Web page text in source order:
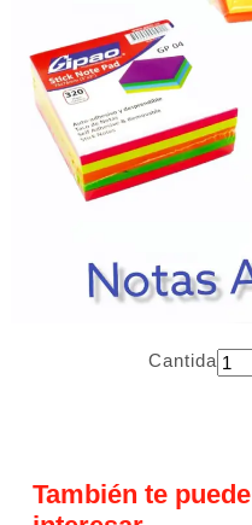
Cantidad
También te puede